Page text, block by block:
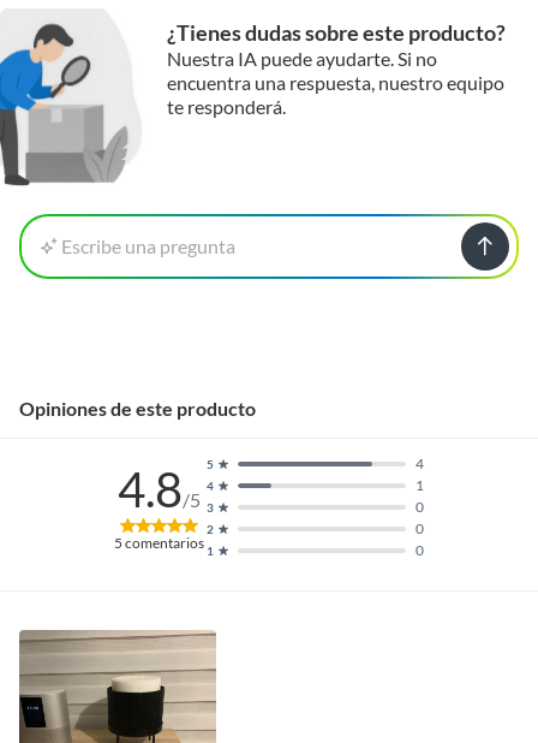
¿Tienes dudas sobre este producto?
Nuestra IA puede ayudarte. Si no
encuentra una respuesta, nuestro equipo
te responderá.
Escribe una pregunta
Opiniones de este producto
4.8/5
5 comentarios 1 0
2 0
3 0
4 1
5 4